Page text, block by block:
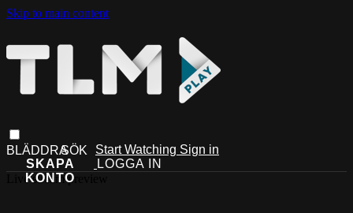
Skip to main content
Start Watching Sign in
Live stream preview